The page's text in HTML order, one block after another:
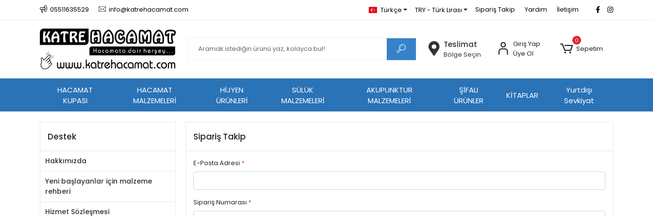
05511635529 info@katrehacamat.com Türkçe TRY - Türk Lirası Sipariş Takip Yardım İletişim
Teslimat
Bölge Seçin
Giriş Yap
Üye Ol
0
Sepetim
HACAMAT
KUPASI
HACAMAT
MALZEMELERİ
HİJYEN
ÜRÜNLERİ
SÜLÜK
MALZEMELERİ
AKUPUNKTUR
MALZEMELERİ
ŞİFALI
ÜRÜNLER
KİTAPLAR
Yurtdışı
Sevkiyat
Destek
Hakkımızda
Yeni başlayanlar için malzeme
rehberi
Hizmet Sözleşmesi
Sipariş Takip
E-Posta Adresi *
Sipariş Numarası *